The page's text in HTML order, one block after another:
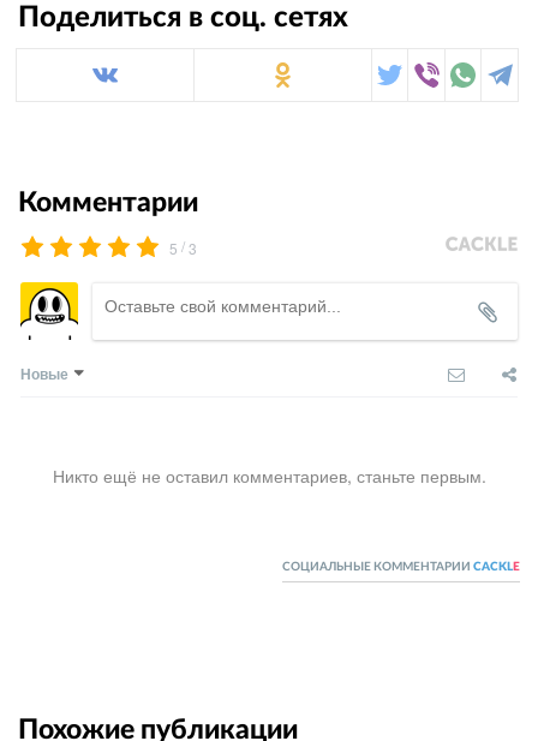
Поделиться в соц. сетях
Комментарии
5 /3
Новые
Никто ещё не оставил комментариев, станьте первым.
СОЦИАЛЬНЫЕ КОММЕНТАРИИ CACKL E
Похожие публикации